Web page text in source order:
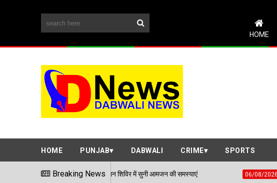
HOME
HOME PUNJAB DABWALI CRIME SPORTS
Breaking News
06/08/2026 एडीसी अर्पित संगल ने समाधान शिविर में सुनी आमजन की समस्याएं